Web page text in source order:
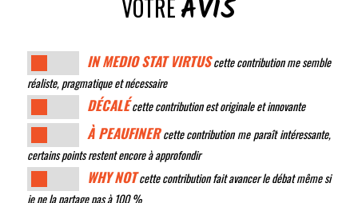
VOTREAVIS
IN MEDIO STAT VIRTUScette contribution me semble
réaliste, pragmatique et nécessaire
DÉCALÉcette contribution est originale et innovante
À PEAUFINERcette contribution me paraît intéressante,
certains points restent encore à approfondir
WHY NOTcette contribution fait avancer le débat même si
je ne la partage pas à 100 %